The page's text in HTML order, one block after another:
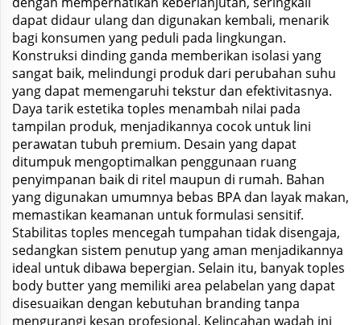
dapat didaur ulang dan digunakan kembali, menarik
bagi konsumen yang peduli pada lingkungan.
Konstruksi dinding ganda memberikan isolasi yang
sangat baik, melindungi produk dari perubahan suhu
yang dapat memengaruhi tekstur dan efektivitasnya.
Daya tarik estetika toples menambah nilai pada
tampilan produk, menjadikannya cocok untuk lini
perawatan tubuh premium. Desain yang dapat
ditumpuk mengoptimalkan penggunaan ruang
penyimpanan baik di ritel maupun di rumah. Bahan
yang digunakan umumnya bebas BPA dan layak makan,
memastikan keamanan untuk formulasi sensitif.
Stabilitas toples mencegah tumpahan tidak disengaja,
sedangkan sistem penutup yang aman menjadikannya
ideal untuk dibawa bepergian. Selain itu, banyak toples
body butter yang memiliki area pelabelan yang dapat
disesuaikan dengan kebutuhan branding tanpa
mengurangi kesan profesional. Kelincahan wadah ini